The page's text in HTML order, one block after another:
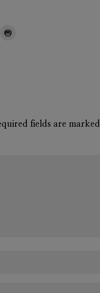
fields are marked